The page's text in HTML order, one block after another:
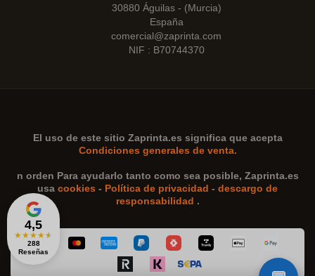
4,5
★★★★★
288
Reseñas
30880 Águilas - (Murcia)
España
comercial@zaprinta.com
NIF : B70744370
El uso de este sitio Zaprinta.es significa que acepta
Condiciones generales de venta.
n orden Para ayudarlo tanto como sea posible, Zaprinta.es
usa cookies - Política de privacidad - descargo de
responsabilidad .